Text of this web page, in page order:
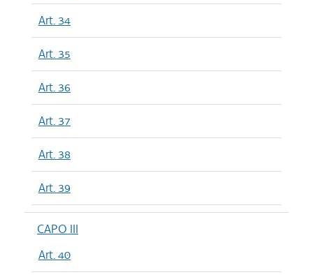
Art. 34
Art. 35
Art. 36
Art. 37
Art. 38
Art. 39
CAPO III
Art. 40